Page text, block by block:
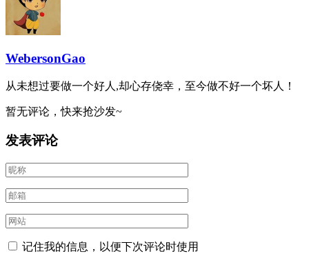
WebersonGao
从未想过要做一个好人,却心存侥幸，至今做不好一个坏人！
暂无评论，快来抢沙发~
发表评论
记住我的信息，以便下次评论时使用